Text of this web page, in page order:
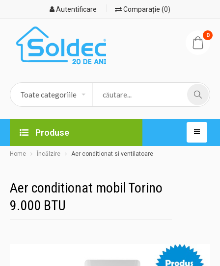
Autentificare Comparație (0)
0
Produse
Home Încălzire Aer conditionat si ventilatoare
Aer conditionat mobil Torino
9.000 BTU